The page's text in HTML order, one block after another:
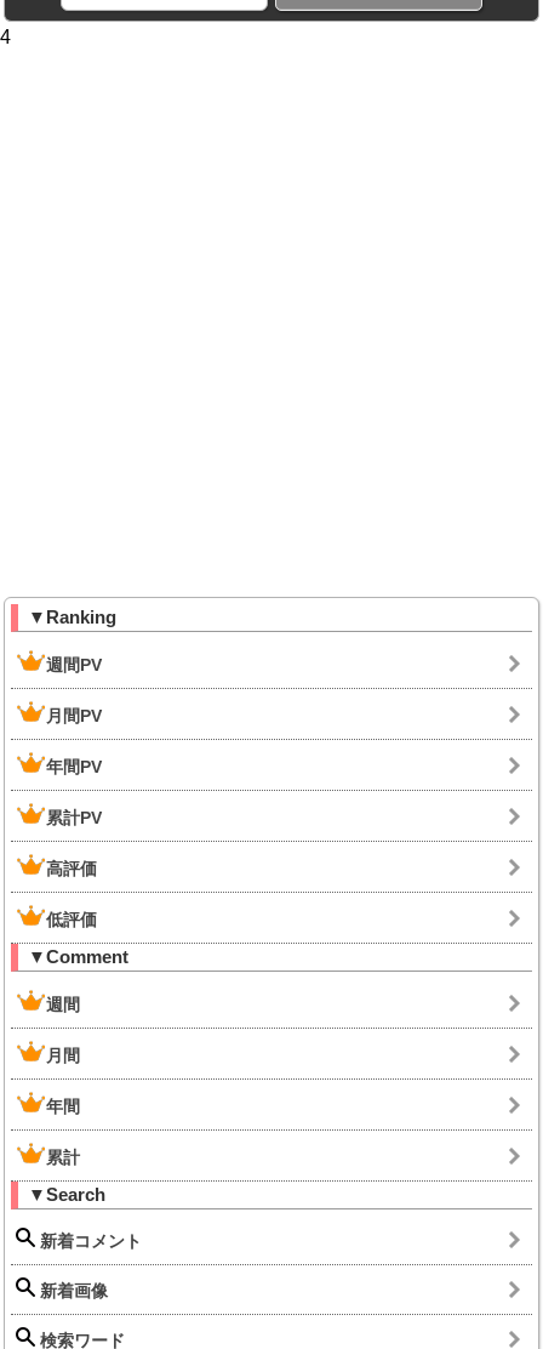
4
▼Ranking
週間PV
月間PV
年間PV
累計PV
高評価
低評価
▼Comment
週間
月間
年間
累計
▼Search
新着コメント
新着画像
検索ワード